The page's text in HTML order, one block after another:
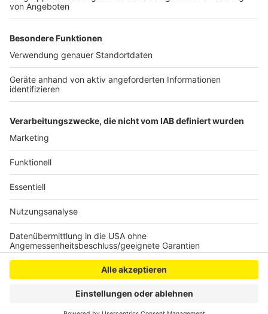
Anzeige
weil sie Rauch eingeatmet hatten.
Der Angeklagte war bei dem Zugriff vom Balkon
Tatzeitpunk soll er psychisch krank und damit
vermindert schuldfähig gewesen sein. Ein Urteil könnte
es Mitte August geben.